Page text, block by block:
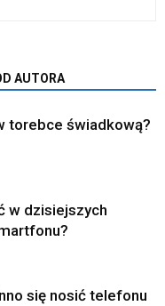
AUTORA
torebce świadkową?
w dzisiejszych
się nosić telefonu